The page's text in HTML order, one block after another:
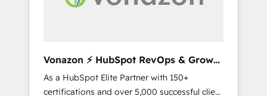
needs, crafting custom strategies that deliver
responsiveness, and ongoing support, we
equip your team to adopt new systems with
Vonazon ⚡ HubSpot RevOps & Growth
Strategy Experts
As a HubSpot Elite Partner with 150+
certifications and over 5,000 successful client